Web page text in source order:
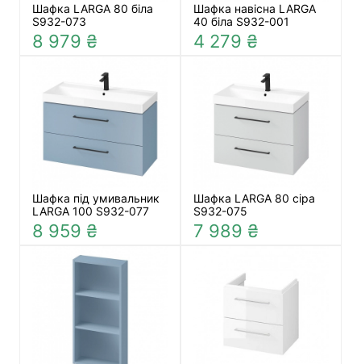
Шафка LARGA 80 біла
S932-073
8 979 ₴
Шафка навісна LARGA
40 біла S932-001
4 279 ₴
Шафка під умивальник
LARGA 100 S932-077
8 959 ₴
Шафка LARGA 80 сіра
S932-075
7 989 ₴